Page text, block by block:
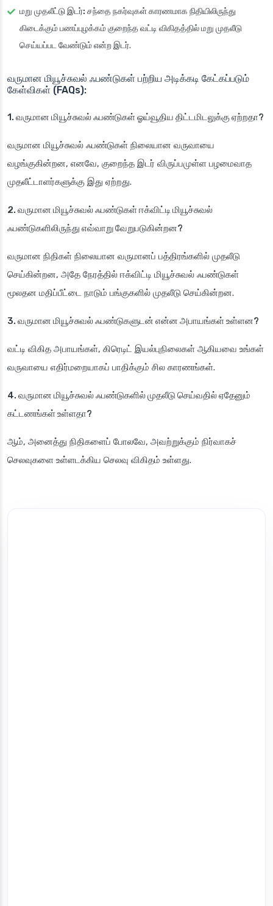
மறு முதலீட்டு இடர்: சந்தை நகர்வுகள் காரணமாக நிதியிலிருந்து
கிடைக்கும் பணப்புழக்கம் குறைந்த வட்டி விகிதத்தில் மறு முதலீடு
செய்யப்பட வேண்டும் என்ற இடர்.
வருமான மியூச்சுவல் ஃபண்டுகள் பற்றிய அடிக்கடி கேட்கப்படும்
கேள்விகள் (FAQs):
1. வருமான மியூச்சுவல் ஃபண்டுகள் ஓய்வூதிய திட்டமிடலுக்கு ஏற்றதா?
வருமான மியூச்சுவல் ஃபண்டுகள் நிலையான வருவாயை
வழங்குகின்றன, எனவே, குறைந்த இடர் விருப்பமுள்ள பழமைவாத
முதலீட்டாளர்களுக்கு இது ஏற்றது.
2. வருமான மியூச்சுவல் ஃபண்டுகள் ஈக்விட்டி மியூச்சுவல்
ஃபண்டுகளிலிருந்து எவ்வாறு வேறுபடுகின்றன?
வருமான நிதிகள் நிலையான வருமானப் பத்திரங்களில் முதலீடு
செய்கின்றன, அதே நேரத்தில் ஈக்விட்டி மியூச்சுவல் ஃபண்டுகள்
மூலதன மதிப்பீட்டை நாடும் பங்குகளில் முதலீடு செய்கின்றன.
3. வருமான மியூச்சுவல் ஃபண்டுகளுடன் என்ன அபாயங்கள் உள்ளன?
வட்டி விகித அபாயங்கள், கிரெடிட் இயல்புநிலைகள் ஆகியவை உங்கள்
வருவாயை எதிர்மறையாகப் பாதிக்கும் சில காரணங்கள்.
4. வருமான மியூச்சுவல் ஃபண்டுகளில் முதலீடு செய்வதில் ஏதேனும்
கட்டணங்கள் உள்ளதா?
ஆம், அனைத்து நிதிகளைப் போலவே, அவற்றுக்கும் நிர்வாகச்
செலவுகளை உள்ளடக்கிய செலவு விகிதம் உள்ளது.